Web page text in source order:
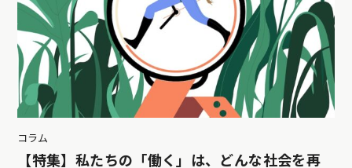
コラム
【特集】私たちの「働く」は、どんな社会を再